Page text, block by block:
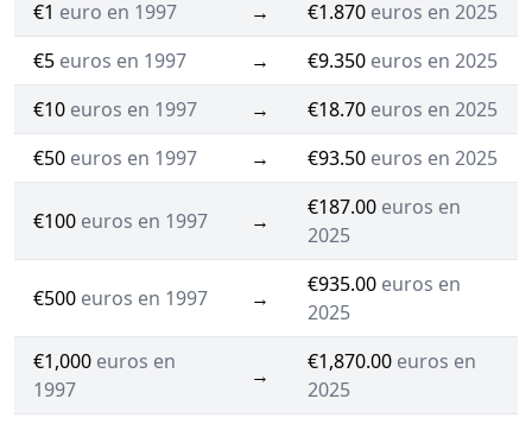
€1 euro en 1997 → €1.870 euros en 2025
€5 euros en 1997 → €9.350 euros en 2025
€10 euros en 1997 → €18.70 euros en 2025
€50 euros en 1997 → €93.50 euros en 2025
€100 euros en 1997 →
€187.00 euros en
2025
€500 euros en 1997 →
€935.00 euros en
2025
€1,000 euros en
1997
→
€1,870.00 euros en
2025